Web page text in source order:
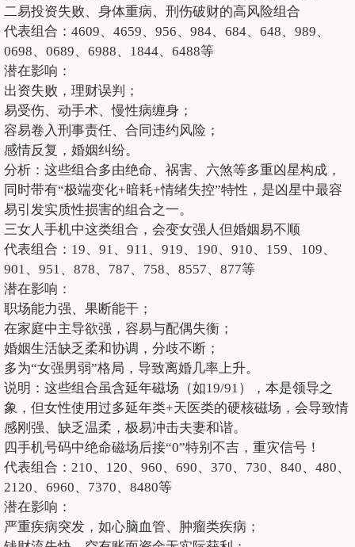
二易投资失败、身体重病、刑伤破财的高风险组合
代表组合：4609、4659、956、984、684、648、989、
0698、0689、6988、1844、6488等
潜在影响：
出资失败，理财误判；
易受伤、动手术、慢性病缠身；
容易卷入刑事责任、合同违约风险；
感情反复，婚姻纠纷。
分析：这些组合多由绝命、祸害、六煞等多重凶星构成，
同时带有“极端变化+暗耗+情绪失控”特性，是凶星中最容
易引发实质性损害的组合之一。
三女人手机中这类组合，会变女强人但婚姻易不顺
代表组合：19、91、911、919、190、910、159、109、
901、951、878、787、758、8557、877等
潜在影响：
职场能力强、果断能干；
在家庭中主导欲强，容易与配偶失衡；
婚姻生活缺乏柔和协调，分歧不断；
多为“女强男弱”格局，导致离婚几率上升。
说明：这些组合虽含延年磁场（如19/91），本是领导之
象，但女性使用过多延年类+天医类的硬核磁场，会导致情
感刚强、缺乏温柔，极易冲击夫妻和谐。
四手机号码中绝命磁场后接“0”特别不吉，重灾信号！
代表组合：210、120、960、690、370、730、840、480、
2120、6960、7370、8480等
潜在影响：
严重疾病突发，如心脑血管、肿瘤类疾病；